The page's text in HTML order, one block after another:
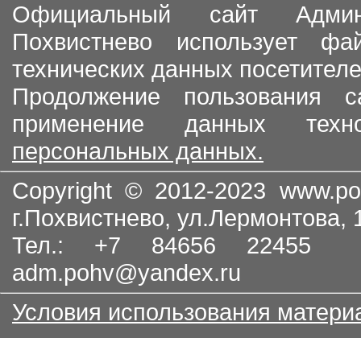
Официальный сайт
Похвистнево использует
технических данных
Продолжение пользования
применение данных
персональных данных.
Copyright © 2012-2023
г.Похвистнево, ул.Лермонтова,
Тел.: +7 84656
adm.pohv@yandex.ru
Условия использования